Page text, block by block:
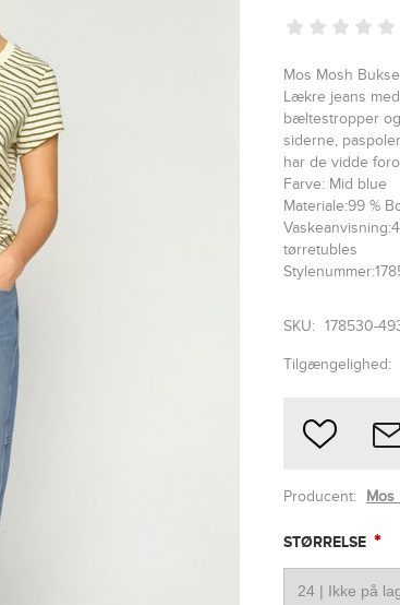
Mos Mosh
Lækre jeans
bæltestropper
siderne,
har de vidde
Farve: Mid blue
Materiale:99 %
tørretubles
SKU: 178530-
Tilgængelighed:
Producent: Mos
STØRRELSE *